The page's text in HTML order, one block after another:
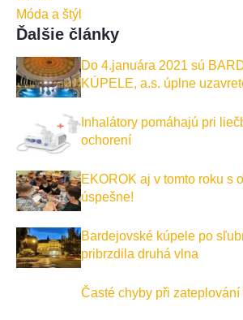
Móda a štýl
Ďalšie články
Do 4.januára 2021 sú
KÚPELE, a.s. úplne
Inhalátory pomáhajú pri
ochorení
EKOROK aj v tomto roku s
úspešne!
Bardejovské kúpele po
pribrzdila druhá vlna
Časté chyby při zateplování